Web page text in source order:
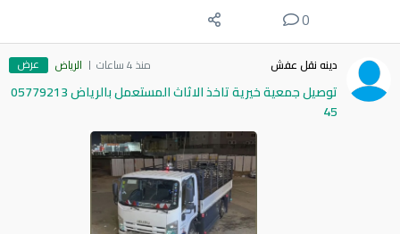
0
دينه نقل عفش منذ 4 ساعات الرياض عرض
توصيل جمعية خيرية تاخذ الاثاث المستعمل بالرياض 05779213
45